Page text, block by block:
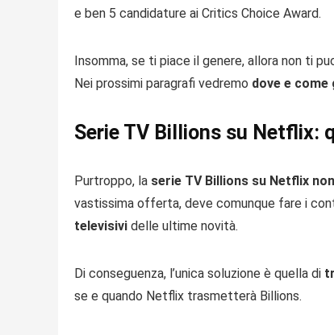
e ben 5 candidature ai Critics Choice Award.
Insomma, se ti piace il genere, allora non ti
Nei prossimi paragrafi vedremo dove e come
Serie TV Billions su Netflix:
Purtroppo, la serie TV Billions su Netflix
vastissima offerta, deve comunque fare i
televisivi delle ultime novità.
Di conseguenza, l’unica soluzione è quella di
se e quando Netflix trasmetterà Billions.